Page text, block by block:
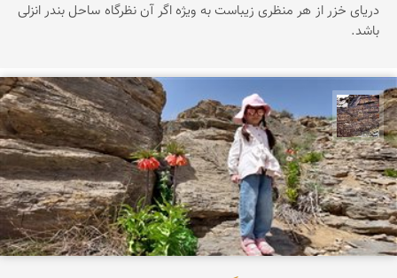
دریای خزر از هر منظری زیباست به ویژه اگر آن نظرگاه ساحل بندر انزلی
باشد.
محمد ناصری فرد